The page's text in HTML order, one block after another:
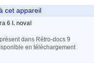
cet appareil
6 l. noval
dans Rétro-docs 9
en téléchargement